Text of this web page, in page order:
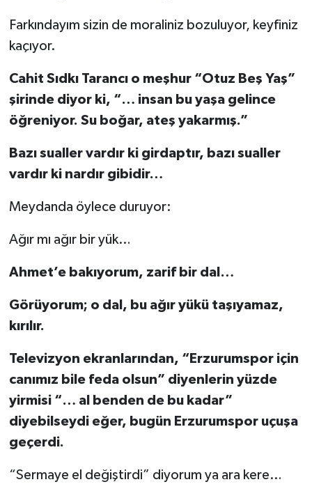
Farkındayım sizin de moraliniz bozuluyor, keyfiniz
kaçıyor.
Cahit Sıdkı Tarancı o meşhur “Otuz Beş Yaş”
şirinde diyor ki, “… insan bu yaşa gelince
öğreniyor. Su boğar, ateş yakarmış.”
Bazı sualler vardır ki girdaptır, bazı sualler
vardır ki nardır gibidir…
Meydanda öylece duruyor:
Ağır mı ağır bir yük…
Ahmet’e bakıyorum, zarif bir dal…
Görüyorum; o dal, bu ağır yükü taşıyamaz,
kırılır.
Televizyon ekranlarından, “Erzurumspor için
canımız bile feda olsun” diyenlerin yüzde
yirmisi “… al benden de bu kadar”
diyebilseydi eğer, bugün Erzurumspor uçuşa
geçerdi.
“Sermaye el değiştirdi” diyorum ya ara kere…